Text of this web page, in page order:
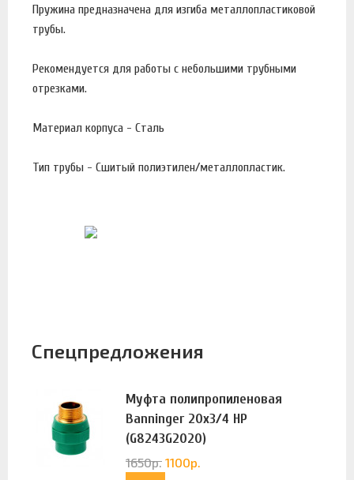
Пружина предназначена для изгиба металлопластиковой
трубы.
Рекомендуется для работы с небольшими трубными
отрезками.
Материал корпуса - Сталь
Тип трубы - Сшитый полиэтилен/металлопластик.
Спецпредложения
Муфта полипропиленовая
Banninger 20х3/4 НР
(G8243G2020)
1650р. 1100р.